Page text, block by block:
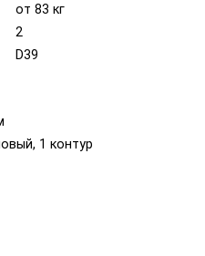
от 83 кг
2
D39
1 контур